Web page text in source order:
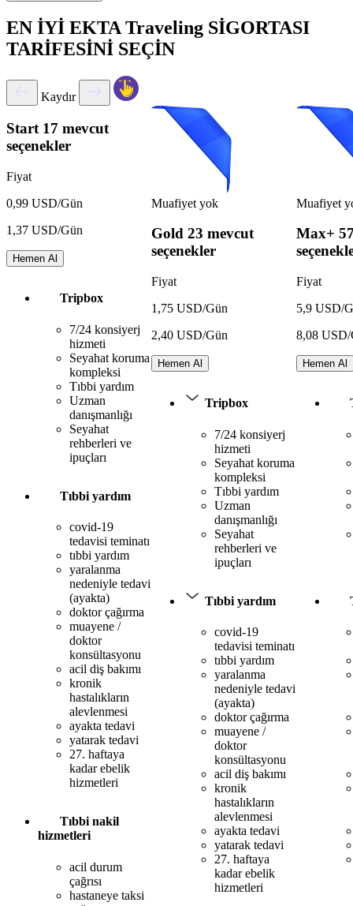
EN İYİ EKTA Traveling SİGORTASI
TARİFESİNİ SEÇİN
Kaydır
Start 17 mevcut
seçenekler
Fiyat
0,99 USD/Gün
1,37 USD/Gün
Hemen Al
Tripbox
7/24 konsiyerj
hizmeti
Seyahat koruma
kompleksi
Tıbbi yardım
Uzman
danışmanlığı
Seyahat
rehberleri ve
ipuçları
Tıbbi yardım
covid-19
tedavisi teminatı
tıbbi yardım
yaralanma
nedeniyle tedavi
(ayakta)
doktor çağırma
muayene /
doktor
konsültasyonu
acil diş bakımı
kronik
hastalıkların
alevlenmesi
ayakta tedavi
yatarak tedavi
27. haftaya
kadar ebelik
hizmetleri
Tıbbi nakil
hizmetleri
acil durum
çağrısı
hastaneye taksi
Muafiyet yok
Gold 23 mevcut
seçenekler
Fiyat
1,75 USD/Gün
2,40 USD/Gün
Hemen Al
Tripbox
7/24 konsiyerj
hizmeti
Seyahat koruma
kompleksi
Tıbbi yardım
Uzman
danışmanlığı
Seyahat
rehberleri ve
ipuçları
Tıbbi yardım
covid-19
tedavisi teminatı
tıbbi yardım
yaralanma
nedeniyle tedavi
(ayakta)
doktor çağırma
muayene /
doktor
konsültasyonu
acil diş bakımı
kronik
hastalıkların
alevlenmesi
ayakta tedavi
yatarak tedavi
27. haftaya
kadar ebelik
hizmetleri
Muafiyet
Max+
Fiyat
5,9 USD/
8,08 USD/
Hemen Al